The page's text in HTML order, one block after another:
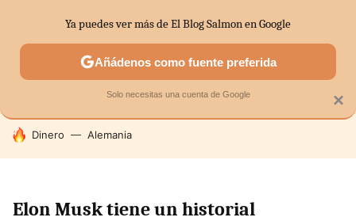
SECTORES ECONOMÍA DOMÉSTICA MERCADOS
HOY SE HABLA DE
Dinero Alemania
Elon Musk tiene un historial
×
Ya puedes ver más de El Blog Salmon en Google
Añádenos como fuente preferida
Solo necesitas una cuenta de Google